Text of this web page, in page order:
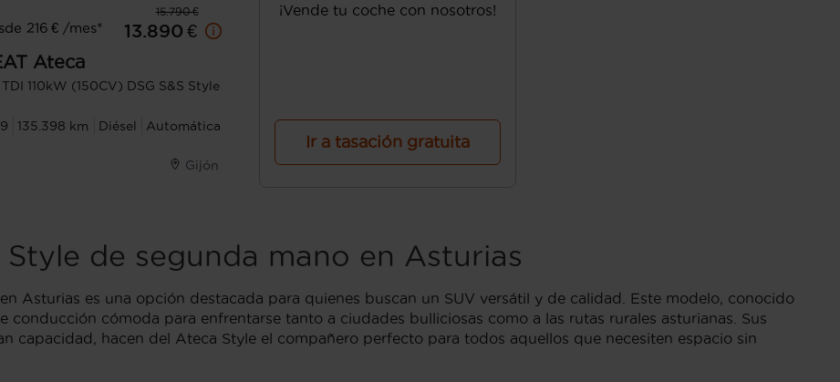
15.790 €
216 € /mes*
13.890 €
Ateca
110kW (150CV) DSG S&S Style
135.398 km Diésel Automática
Gijón
¡Vende tu coche con nosotros!
Ir a tasación gratuita
de segunda mano en Asturias
Asturias es una opción destacada para quienes buscan un SUV versátil y de calidad. Este modelo, conocido
cómoda para enfrentarse tanto a ciudades bulliciosas como a las rutas rurales asturianas. Sus
capacidad, hacen del Ateca Style el compañero perfecto para todos aquellos que necesiten espacio sin